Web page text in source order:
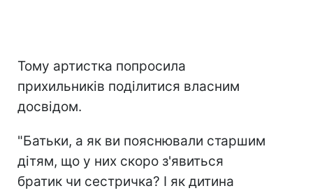
Тому артистка попросила
прихильників поділитися власним
досвідом.
"Батьки, а як ви пояснювали старшим
дітям, що у них скоро з'явиться
братик чи сестричка? І як дитина